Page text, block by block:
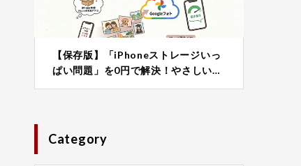
【保存版】「iPhoneストレージいっ
ぱい問題」を0円で解決！やさしい…
Category